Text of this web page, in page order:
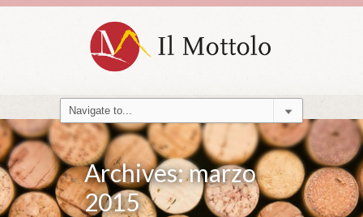
Archives:marzo
2015